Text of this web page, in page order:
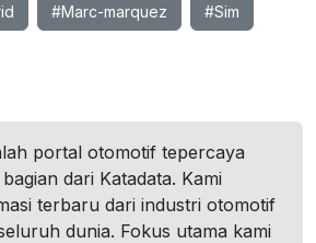
#Marc-marquez #Sim
portal otomotif tepercaya
dari Katadata. Kami
terbaru dari industri otomotif
dunia. Fokus utama kami